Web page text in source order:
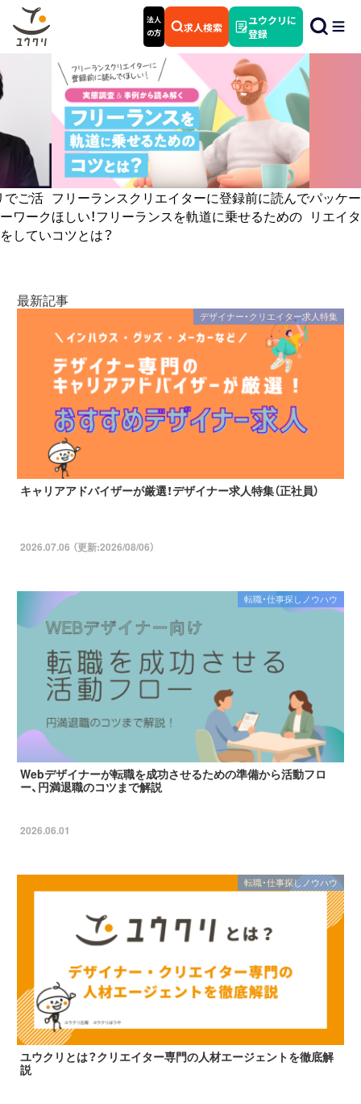
法人
の方
求人検索
ユウクリに
登録
でご活
ワーク
してい
フリーランスクリエイターに登録前に読んで
ほしい！フリーランスを軌道に乗せるための
コツとは？
パッケ
リエイ
最新記事
キャリアアドバイザーが厳選！デザイナー求人特集（正社員）
2026.07.06 （更新:2026/08/06）
デザイナー・クリエイター求人特集
Webデザイナーが転職を成功させるための準備から活動フロ
ー、円満退職のコツまで解説
2026.06.01
転職・仕事探しノウハウ
ユウクリとは？クリエイター専門の人材エージェントを徹底解
説
転職・仕事探しノウハウ